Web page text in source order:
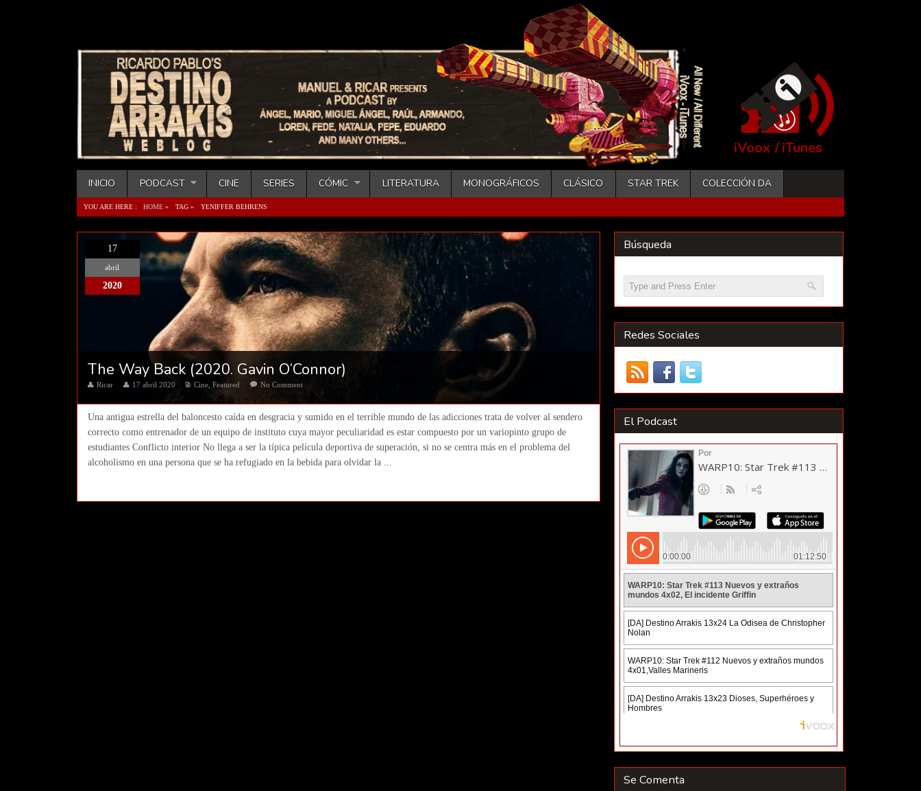
iVoox /iTunes
INICIO PODCAST CINE SERIES CÓMIC LITERATURA MONOGRÁFICOS CLÁSICO STAR TREK COLECCIÓN DA
YOU ARE HERE : HOME » TAG » YENIFFER BEHRENS
17
abril
2020
The Way Back (2020. Gavin O’Connor)
Ricar 17 abril 2020 Cine,Featured No Comment
Una antigua estrella del baloncesto caída en desgracia y sumido en el terrible mundo de las adicciones trata de volver al sendero
correcto como entrenador de un equipo de instituto cuya mayor peculiaridad es estar compuesto por un variopinto grupo de
estudiantes Conflicto interior No llega a ser la típica película deportiva de superación, si no se centra más en el problema del
alcoholismo en una persona que se ha refugiado en la bebida para olvidar la ...
Búsqueda
Redes Sociales
El Podcast
Se Comenta